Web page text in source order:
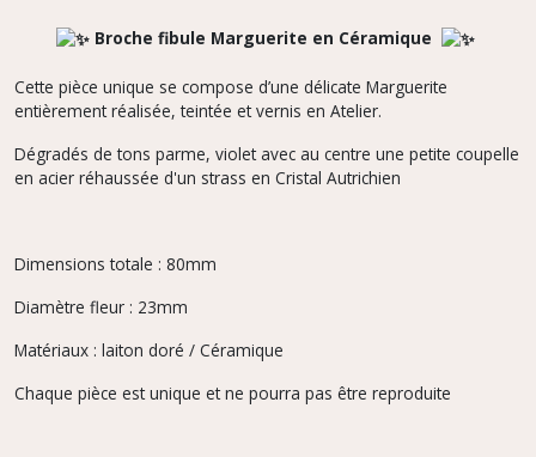
Broche fibule Marguerite en Céramique
Cette pièce unique se compose d’une délicate Marguerite
entièrement réalisée, teintée et vernis en Atelier.
Dégradés de tons parme, violet avec au centre une petite coupelle
en acier réhaussée d'un strass en Cristal Autrichien
Dimensions totale : 80mm
Diamètre fleur : 23mm
Matériaux : laiton doré / Céramique
Chaque pièce est unique et ne pourra pas être reproduite